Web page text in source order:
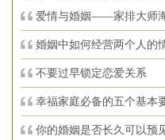
爱情与婚姻——家排大师
婚姻中如何经营两个人的
不要过早锁定恋爱关系
幸福家庭必备的五个基本
你的婚姻是否长久可以预